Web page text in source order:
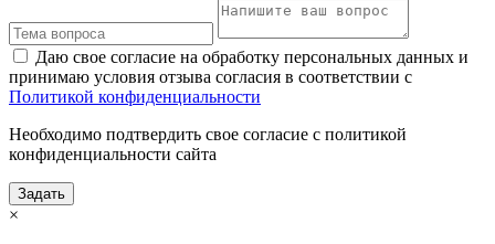
Даю свое согласие на обработку персональных данных и
принимаю условия отзыва согласия в соответствии с
Политикой конфиденциальности
Необходимо подтвердить свое согласие с политикой
конфиденциальности сайта
Задать
×